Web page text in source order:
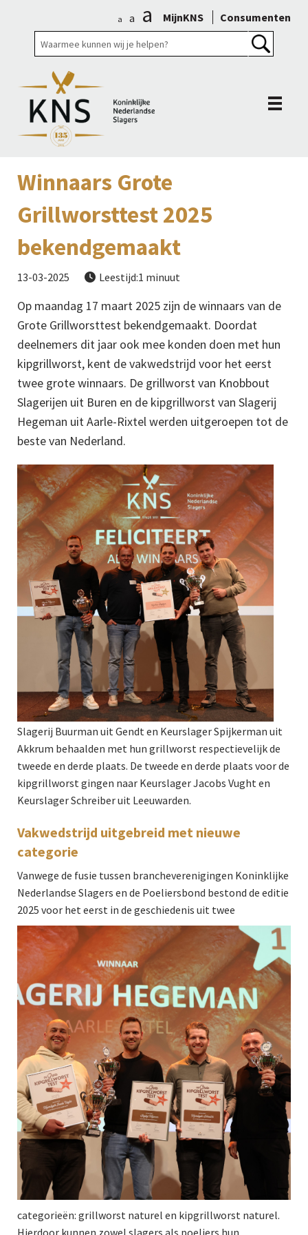
a a a MijnKNS Consumenten
Winnaars Grote
Grillworsttest 2025
bekendgemaakt
13-03-2025  Leestijd:1 minuut
Op maandag 17 maart 2025 zijn de winnaars van de
Grote Grillworsttest bekendgemaakt. Doordat
deelnemers dit jaar ook mee konden doen met hun
kipgrillworst, kent de vakwedstrijd voor het eerst
twee grote winnaars. De grillworst van Knobbout
Slagerijen uit Buren en de kipgrillworst van Slagerij
Hegeman uit Aarle-Rixtel werden uitgeroepen tot de
beste van Nederland.
Slagerij Buurman uit Gendt en Keurslager Spijkerman uit
Akkrum behaalden met hun grillworst respectievelijk de
tweede en derde plaats. De tweede en derde plaats voor de
kipgrillworst gingen naar Keurslager Jacobs Vught en
Keurslager Schreiber uit Leeuwarden.
Vakwedstrijd uitgebreid met nieuwe
categorie
Vanwege de fusie tussen brancheverenigingen Koninklijke
Nederlandse Slagers en de Poeliersbond bestond de editie
2025 voor het eerst in de geschiedenis uit twee
categorieën: grillworst naturel en kipgrillworst naturel.
Hierdoor kunnen zowel slagers als poeliers hun